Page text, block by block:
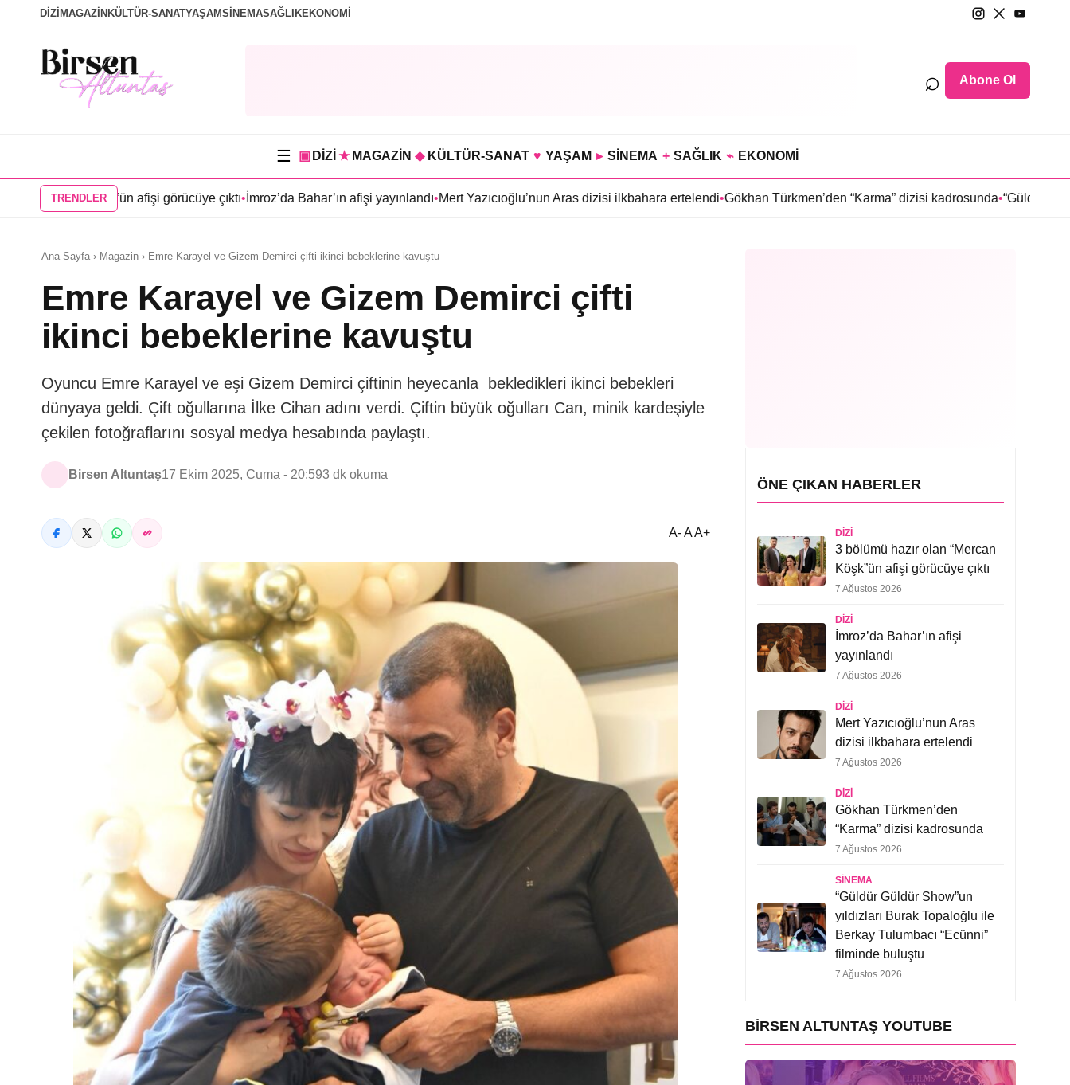
DİZİ MAGAZİN KÜLTÜR-SANATYAŞAMSİNEMASAĞLIKEKONOMİ
⌕ Abone Ol
☰ ▣ DİZİ ★ MAGAZİN ◆ KÜLTÜR-SANAT ♥ YAŞAM ▸ SİNEMA + SAĞLIK ⌁ EKONOMİ
TRENDLER
Köşk”ün afişi görücüye çıktı•İmroz’da Bahar’ın afişi yayınlandı• Mert Yazıcıoğlu’nun Aras dizisi ilkbahara ertelendi•Gökhan Türkmen’den “Karma” dizisi kadrosunda •“Güldür Güldür
Ana Sayfa › Magazin › Emre Karayel ve Gizem Demirci çifti ikinci bebeklerine kavuştu
Emre Karayel ve Gizem Demirci çifti
ikinci bebeklerine kavuştu
Oyuncu Emre Karayel ve eşi Gizem Demirci çiftinin heyecanla bekledikleri ikinci bebekleri
dünyaya geldi. Çift oğullarına İlke Cihan adını verdi. Çiftin büyük oğulları Can, minik kardeşiyle
çekilen fotoğraflarını sosyal medya hesabında paylaştı.
Birsen Altuntaş17 Ekim 2025, Cuma - 20:593 dk okuma
A- A A+
ÖNE ÇIKAN HABERLER
DIZI
3 bölümü hazır olan “Mercan
Köşk”ün afişi görücüye çıktı
7 Ağustos 2026
DIZI
İmroz’da Bahar’ın afişi
yayınlandı
7 Ağustos 2026
DIZI
Mert Yazıcıoğlu’nun Aras
dizisi ilkbahara ertelendi
7 Ağustos 2026
DIZI
Gökhan Türkmen’den
“Karma” dizisi kadrosunda
7 Ağustos 2026
SINEMA
“Güldür Güldür Show”un
yıldızları Burak Topaloğlu ile
Berkay Tulumbacı “Ecünni”
filminde buluştu
7 Ağustos 2026
BIRSEN ALTUNTAŞ YOUTUBE